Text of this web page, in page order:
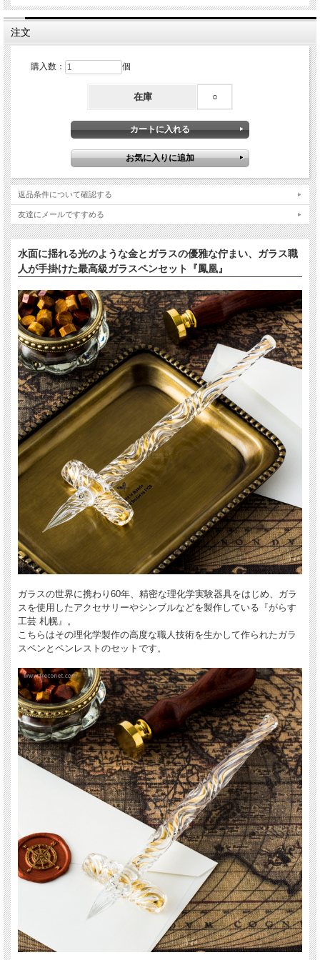
注文
購入数： 個
在庫 ○
返品条件について確認する
友達にメールですすめる
水面に揺れる光のような金とガラスの優雅な佇まい、ガラス職
人が手掛けた最高級ガラスペンセット『鳳凰』
ガラスの世界に携わり60年、精密な理化学実験器具をはじめ、ガラ
スを使用したアクセサリーやシンブルなどを製作している『がらす
工芸 札幌』。
こちらはその理化学製作の高度な職人技術を生かして作られたガラ
スペンとペンレストのセットです。